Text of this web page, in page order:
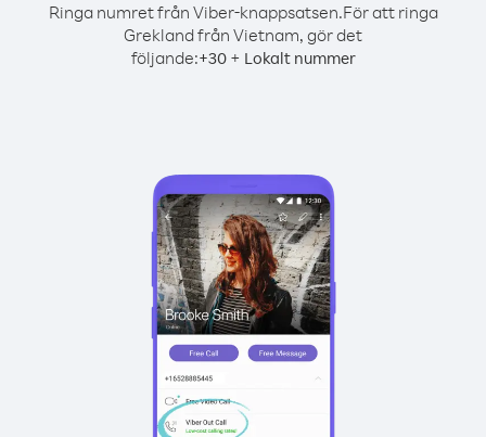
Ringa numret från Viber-knappsatsen.För att ringa
Grekland från Vietnam, gör det
följande:+30+ Lokalt nummer